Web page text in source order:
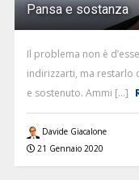
Pansa e sostanza
Il problema non è
indirizzarti, ma restarlo
e sostenuto. Ammi [...]
Davide Giacalone
21 Gennaio 2020